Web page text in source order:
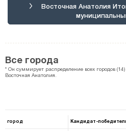
Восточная Анатолия
Все города
* Он суммирует распределение всех городов
Восточная Анатолия.
город Кандидат-